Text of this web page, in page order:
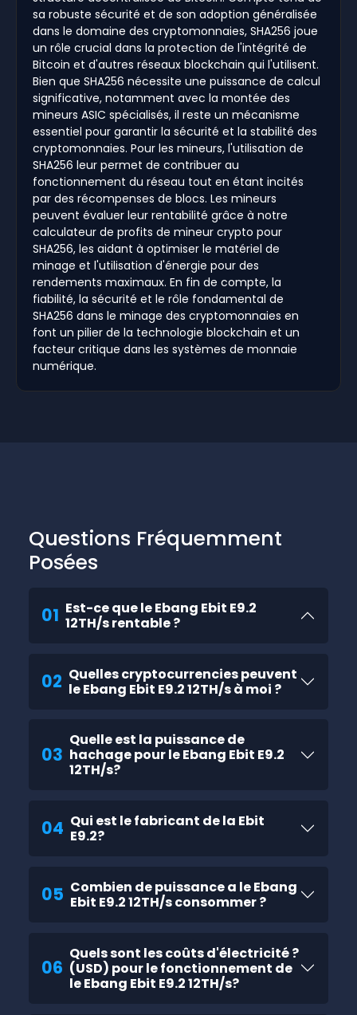
sa robuste sécurité et de son adoption généralisée
dans le domaine des cryptomonnaies, SHA256 joue
un rôle crucial dans la protection de l'intégrité de
Bitcoin et d'autres réseaux blockchain qui l'utilisent.
Bien que SHA256 nécessite une puissance de calcul
significative, notamment avec la montée des
mineurs ASIC spécialisés, il reste un mécanisme
essentiel pour garantir la sécurité et la stabilité des
cryptomonnaies. Pour les mineurs, l'utilisation de
SHA256 leur permet de contribuer au
fonctionnement du réseau tout en étant incités
par des récompenses de blocs. Les mineurs
peuvent évaluer leur rentabilité grâce à notre
calculateur de profits de mineur crypto pour
SHA256, les aidant à optimiser le matériel de
minage et l'utilisation d'énergie pour des
rendements maximaux. En fin de compte, la
fiabilité, la sécurité et le rôle fondamental de
SHA256 dans le minage des cryptomonnaies en
font un pilier de la technologie blockchain et un
facteur critique dans les systèmes de monnaie
numérique.
Questions Fréquemment
Posées
01 Est-ce que le Ebang Ebit E9.2
12TH/s rentable ?
02 Quelles cryptocurrencies peuvent
le Ebang Ebit E9.2 12TH/s à moi ?
03
Quelle est la puissance de
hachage pour le Ebang Ebit E9.2
12TH/s?
04 Qui est le fabricant de la Ebit
E9.2?
05 Combien de puissance a le Ebang
Ebit E9.2 12TH/s consommer ?
06
Quels sont les coûts d'électricité ?
(USD) pour le fonctionnement de
le Ebang Ebit E9.2 12TH/s?